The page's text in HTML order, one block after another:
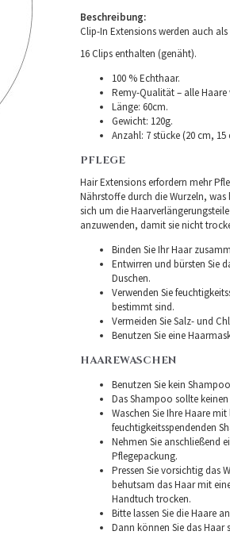
Beschreibung:
Clip-In Extensions werden auch
16 Clips enthalten (genäht).
100 % Echthaar.
Remy-Qualität – alle
Länge: 60cm.
Gewicht: 120g.
Anzahl: 7 stücke (20 cm,
PFLEGE
Hair Extensions erfordern mehr
Nährstoffe durch die Wurzeln,
sich um die
anzuwenden, damit sie nicht
Binden Sie Ihr Haar
Entwirren und bürsten Sie
Duschen.
Verwenden Sie
bestimmt sind.
Vermeiden Sie Salz- und
Benutzen Sie eine
HAAREWASCHEN
Benutzen Sie kein
Das Shampoo sollte
Waschen Sie Ihre Haare
feuchtigkeitsspendenden
Nehmen Sie anschließend
Pflegepackung.
Pressen Sie vorsichtig das
behutsam das Haar mit
Handtuch trocken.
Bitte lassen Sie die Haare
Dann können Sie das Haar